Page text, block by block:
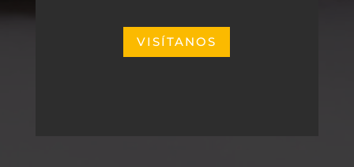
VISÍTANOS